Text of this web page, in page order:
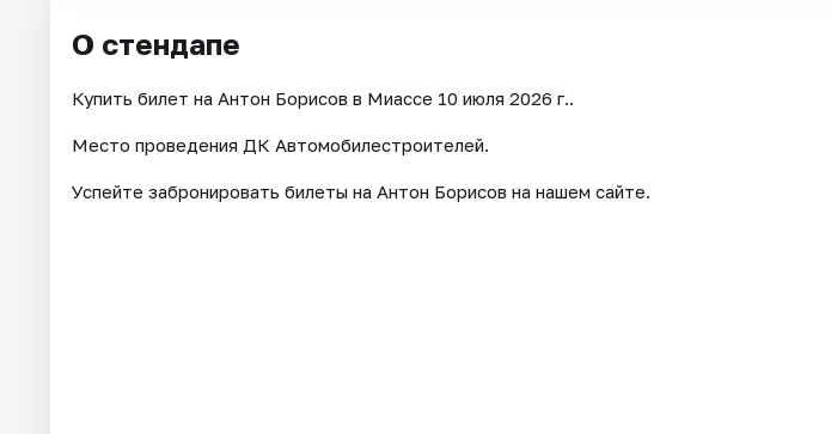
О стендапе
Купить билет на Антон Борисов в Миассе 10 июля 2026 г..
Место проведения ДК Автомобилестроителей.
Успейте забронировать билеты на Антон Борисов на нашем сайте.